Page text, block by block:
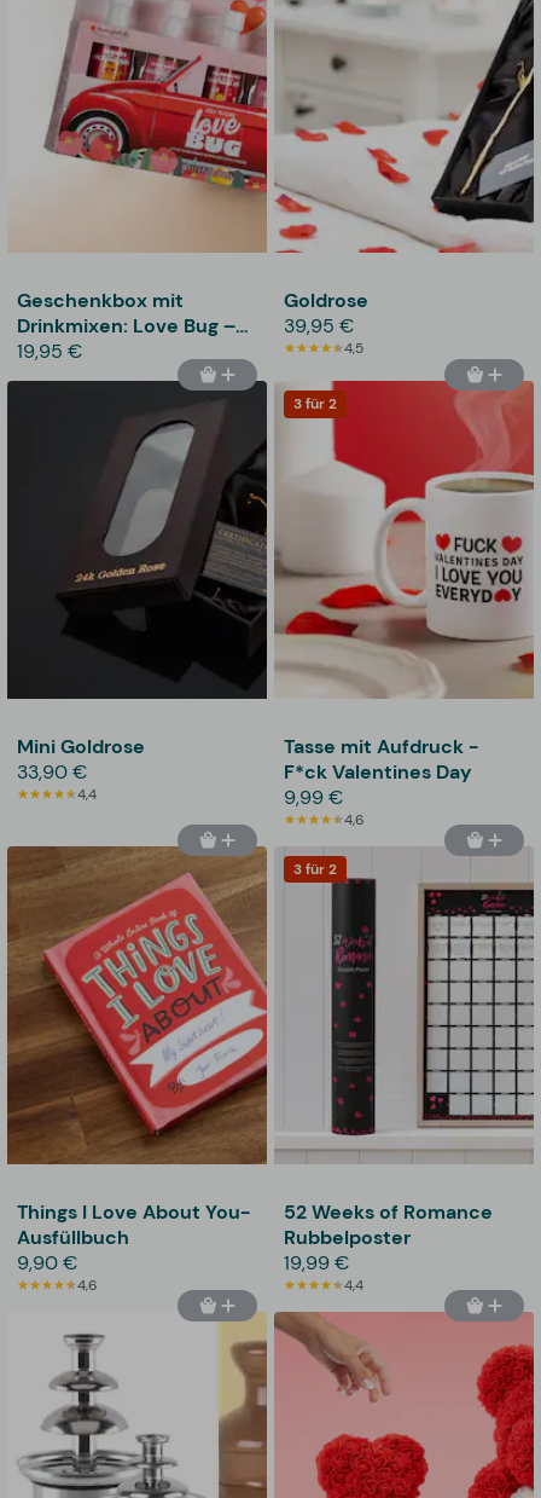
Geschenkbox mit
Drinkmixen: Love Bug –
Thoughtfully
19,95 €
Goldrose
39,95 €
4,5
Mini Goldrose
33,90 €
4,4
3 für 2
Tasse mit Aufdruck -
F*ck Valentines Day
9,99 €
4,6
Things I Love About You-
Ausfüllbuch
9,90 €
4,6
3 für 2
52 Weeks of Romance
Rubbelposter
19,99 €
4,4